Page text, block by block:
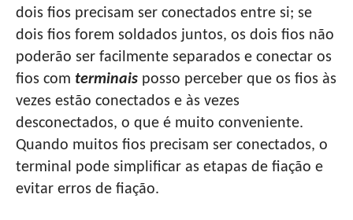
dois fios precisam ser conectados entre si; se
dois fios forem soldados juntos, os dois fios não
poderão ser facilmente separados e conectar os
fios com terminais posso perceber que os fios às
vezes estão conectados e às vezes
desconectados, o que é muito conveniente.
Quando muitos fios precisam ser conectados, o
terminal pode simplificar as etapas de fiação e
evitar erros de fiação.